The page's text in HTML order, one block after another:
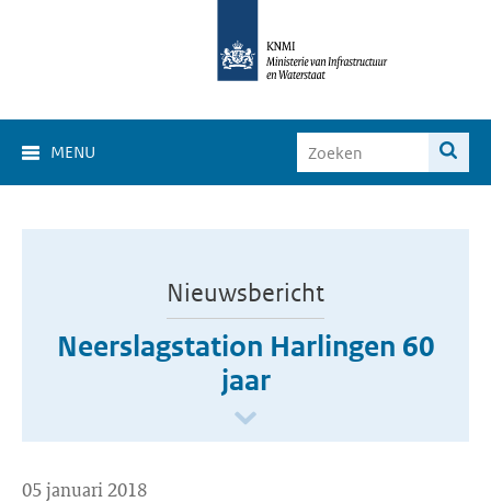
MENU
Nieuwsbericht
Neerslagstation Harlingen 60
jaar
05 januari 2018